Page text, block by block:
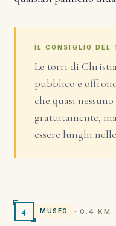
IL CONSIGLIO DEL
Le torri di
pubblico e
che quasi nessuno
gratuitamente,
essere lunghi
4 MUSEO · 0.4 KM